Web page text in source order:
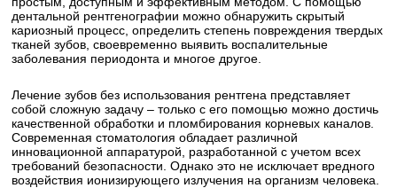
дентальной рентгенографии можно обнаружить скрытый
кариозный процесс, определить степень повреждения твердых
тканей зубов, своевременно выявить воспалительные
заболевания периодонта и многое другое.
Лечение зубов без использования рентгена представляет
собой сложную задачу – только с его помощью можно достичь
качественной обработки и пломбирования корневых каналов.
Современная стоматология обладает различной
инновационной аппаратурой, разработанной с учетом всех
требований безопасности. Однако это не исключает вредного
воздействия ионизирующего излучения на организм человека.